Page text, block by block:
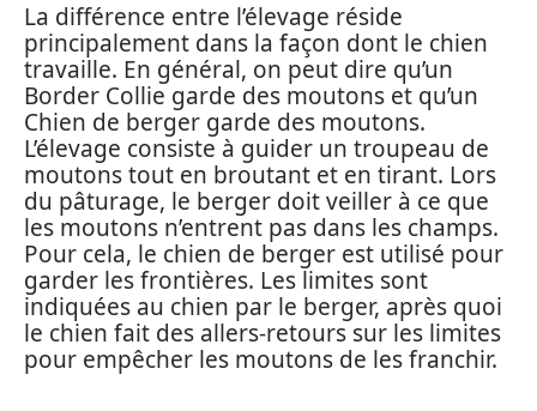
La différence entre l’élevage réside
principalement dans la façon dont le chien
travaille. En général, on peut dire qu’un
Border Collie garde des moutons et qu’un
Chien de berger garde des moutons.
L’élevage consiste à guider un troupeau de
moutons tout en broutant et en tirant. Lors
du pâturage, le berger doit veiller à ce que
les moutons n’entrent pas dans les champs.
Pour cela, le chien de berger est utilisé pour
garder les frontières. Les limites sont
indiquées au chien par le berger, après quoi
le chien fait des allers-retours sur les limites
pour empêcher les moutons de les franchir.